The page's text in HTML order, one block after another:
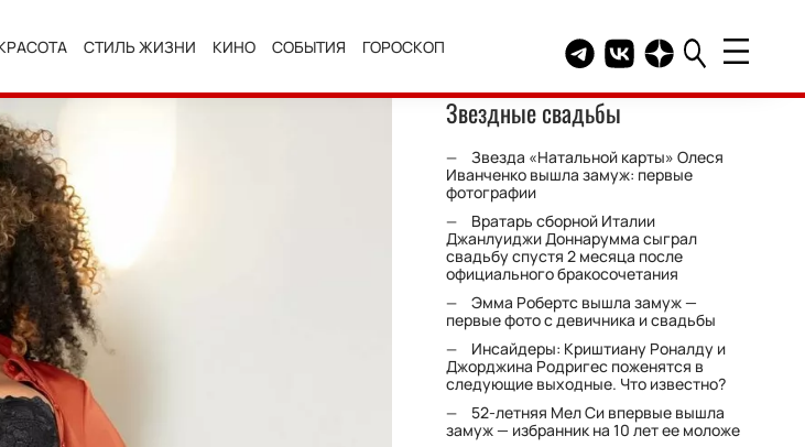
СТИЛЬ ЖИЗНИ КИНО СОБЫТИЯ ГОРОСКОП Telegram канал HELLO
Группа HELLO
Канал HELLO в
Звездные свадьбы
Звезда «Натальной карты» Олеся
Иванченко вышла замуж: первые
фотографии
Вратарь сборной Италии
Джанлуиджи Доннарумма сыграл
свадьбу спустя 2 месяца после
официального бракосочетания
Эмма Робертс вышла замуж —
первые фото с девичника и свадьбы
Инсайдеры: Криштиану Роналду и
Джорджина Родригес поженятся в
следующие выходные. Что известно?
52-летняя Мел Си впервые вышла
замуж — избранник на 10 лет ее моложе